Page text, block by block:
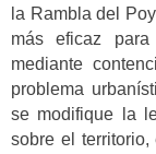
la Rambla del
más eficaz para
mediante
problema
se modifique la
sobre el